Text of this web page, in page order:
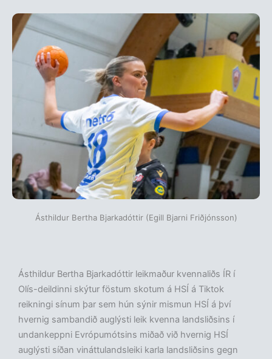
Ásthildur Bertha Bjarkadóttir (Egill Bjarni Friðjónsson)
Ásthildur Bertha Bjarkadóttir leikmaður kvennaliðs ÍR í
Olís-deildinni skýtur föstum skotum á HSÍ á Tiktok
reikningi sínum þar sem hún sýnir mismun HSÍ á því
hvernig sambandið auglýsti leik kvenna landsliðsins í
undankeppni Evrópumótsins miðað við hvernig HSÍ
auglýsti síðan vináttulandsleiki karla landsliðsins gegn